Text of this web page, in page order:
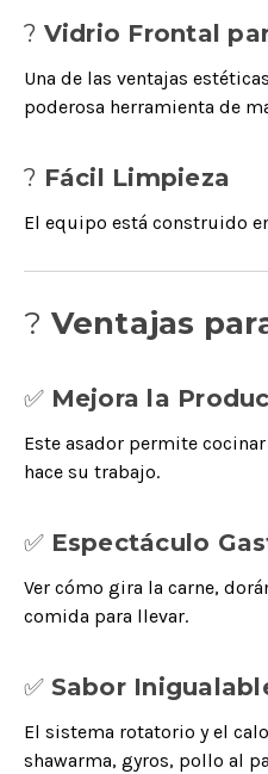
? Vidrio Frontal
Una de las ventajas
poderosa herramienta de
? Fácil Limpieza
El equipo está construido
?️ Ventajas
✅ Mejora la
Este asador permite
hace su trabajo.
✅ Espectáculo
Ver cómo gira la carne,
comida para llevar.
✅ Sabor
El sistema rotatorio y el
shawarma, gyros, pollo al